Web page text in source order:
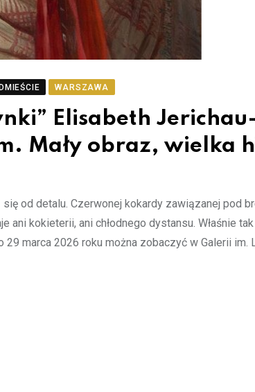
WARSZAWA
Elisabeth
Mały obraz, wielka
od detalu. Czerwonej kokardy zawiązanej pod
ani kokieterii, ani chłodnego dystansu. Właśnie
29 marca 2026 roku można zobaczyć w Galerii